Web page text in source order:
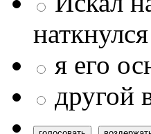
я его
другой